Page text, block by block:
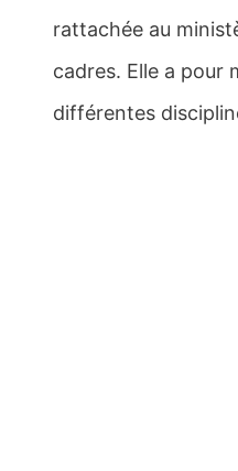
rattachée au
cadres. Elle a pour
différentes